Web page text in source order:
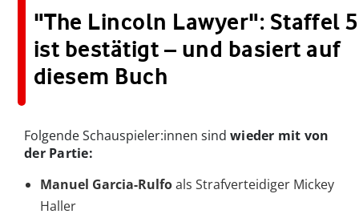
"The Lincoln Lawyer": Staffel 5
ist bestätigt – und basiert auf
diesem Buch
Folgende Schauspieler:innen sind wieder mit von
der Partie:
Manuel Garcia-Rulfoals Strafverteidiger Mickey
Haller